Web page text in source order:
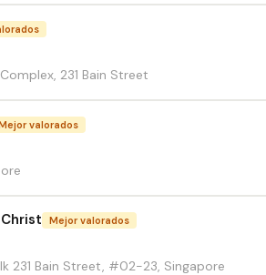
231 Bain Street
valorados
Mejor valorados
231 Bain Street, #02-23, Singapore